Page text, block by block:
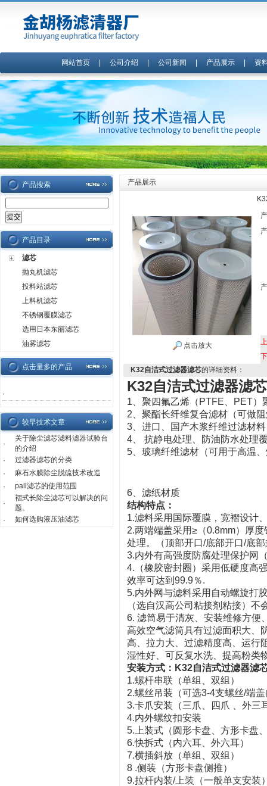
网站首页| 公司介绍 公司新闻 产品展示| 资
产品搜索
产品目录
滤芯
抛丸机滤芯
投料站滤芯
上料机滤芯
不锈钢覆膜滤芯
选用日本东丽滤芯
油雾滤芯
点击量多的产品
·
较早技术文章
·
关于除尘滤芯滤料滤器试验台
的介绍
·
过滤器滤芯的分类
·
麻石水膜除尘脱硫技术改造
·
pall滤芯的使用范围
·
褶式长除尘滤芯可以解决的问
题。
·
如何选购液压油滤芯
产品展示
点击放大
K32自洁式过滤器滤芯的详细资料：
K32自洁式过滤器滤芯
1、聚四氟乙烯（PTFE、
2、聚酯长纤维复合滤材（可做
3、进口、国产木浆纤维过滤材料
4、 抗静电处理、防油防水处理
5、玻璃纤维滤材（可用于高温
6、滤纸材质
结构特点：
1.滤料采用国际覆膜，宽褶设计
2.两端端盖采用≥（0.8mm）厚
处理。（顶部开口/底部开口/底
3.内外有高强度防腐处理保护网
4.（橡胶密封圈）采用低硬度高
效率可达到99.9％.
5.内外网与滤料采用自动螺旋打
（选自汉高公司粘接剂粘接）不
6. 滤筒易于清灰、安装维修方便
高效空气滤筒具有过滤面积大、
高、拉力大、过滤精度高、运行
湿性好、可反复水洗、提高粉类
安装方式： K32自洁式过滤器滤
1.螺杆串联（单组、双组
2.螺丝吊装（可选3-4支螺丝/端
3.卡爪安装（三爪、四爪 、外
4.内外螺纹扣安装
5.上装式（圆形卡盘、方形卡盘
6.快拆式（内六耳、外六
7.横插斜放（单组、双组）
8 .侧装（方形卡盘侧推
9.拉杆内装/上装（一般单支安装